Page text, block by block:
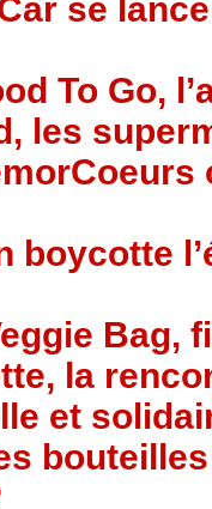
se
To Go,
les
boycotte
Bag,
la
et